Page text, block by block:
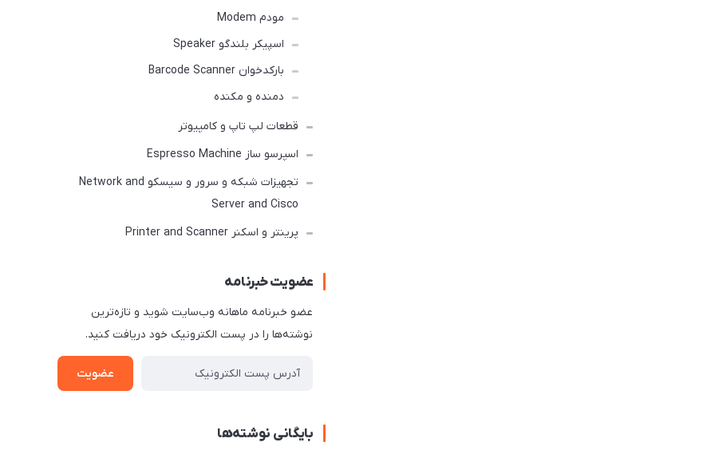
مودم Modem
اسپیکر بلندگو Speaker
بارکدخوان Barcode Scanner
دمنده و مکنده
قطعات لپ تاپ و کامپیوتر
اسپرسو ساز Espresso Machine
تجهیزات شبکه و سرور و سیسکو Network and
Server and Cisco
پرینتر و اسکنر Printer and Scanner
عضویت خبرنامه
عضو خبرنامه ماهانه وب‌سایت شوید و تازه‌ترین
نوشته‌ها را در پست الکترونیک خود دریافت کنید.
عضویت
بایگانی نوشته‌ها